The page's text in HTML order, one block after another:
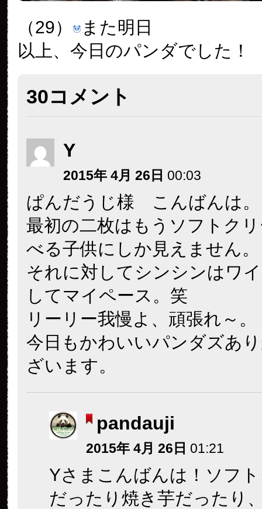
（29）
また明日
以上、今日のパンダでした！
30コメント
Y
2015年 4月 26日 00:03
ぱんだうじ様 こんばんは。
最初の二枚はもうソフトク
べる子供にしか見えません。
それに対してシンシンはワ
してマイペース。笑
リーリー我慢よ、頑張れ～。
今日もかわいいパンダズあ
ざいます。
pandauji
2015年 4月 26日 01:21
Yさまこんばんは！ソフ
だったり焼き芋だったり